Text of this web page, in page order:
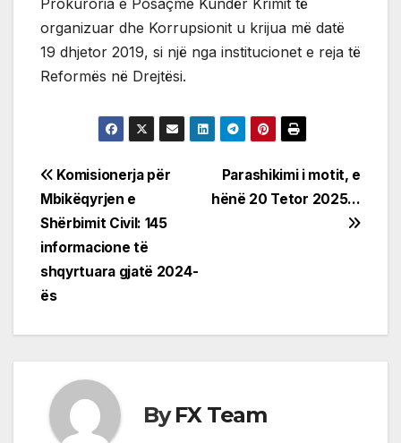
organizuar dhe Korrupsionit u krijua më datë
19 dhjetor 2019, si një nga institucionet e reja të
Reformës në Drejtësi.
Post
navigation
Parashikimi i motit, e
hënë 20 Tetor 2025…
Komisionerja për
Mbikëqyrjen e
Shërbimit Civil: 145
informacione të
shqyrtuara gjatë 2024-
ës
ByFX Team